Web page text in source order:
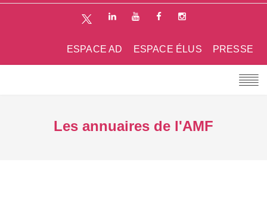
PRESSE
ESPACE ÉLUS
ESPACE AD
Les annuaires de l'AMF